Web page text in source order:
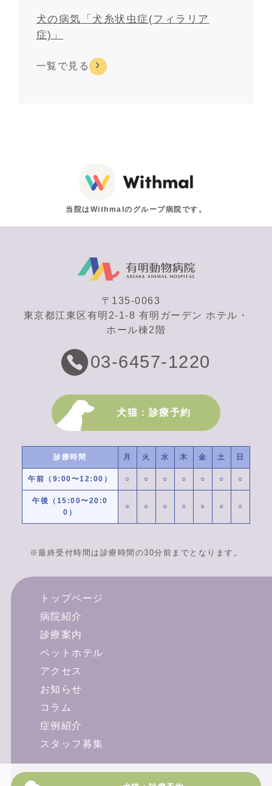
犬の病気「犬糸状虫症(フィラリア
症)」
一覧で見る
当院はWithmalのグループ病院です。
〒135-0063
東京都江東区有明2-1-8 有明ガーデン ホテル・
ホール棟2階
03-6457-1220
犬猫：診療予約
診療時間 月 火 水 木 金 土 日
午前（9:00〜12:00） ○ ○ ○ ○ ○ ○ ○
午後（15:00〜20:0
0）
○ ○ ○ ○ ○ ○ ○
※最終受付時間は診療時間の30分前までとなります。
トップページ
病院紹介
診療案内
ペットホテル
アクセス
お知らせ
コラム
症例紹介
スタッフ募集